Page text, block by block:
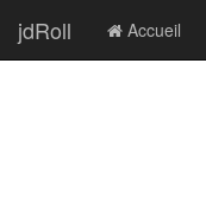
jdRoll Accueil